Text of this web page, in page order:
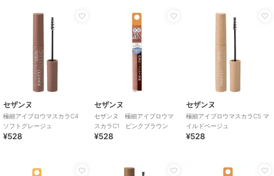
セザンヌ
極細アイブロウマスカラC4
ソフトグレージュ
¥528
セザンヌ
セザンヌ 極細アイブロウマ
スカラC1 ピンクブラウン
¥528
セザンヌ
極細アイブロウマスカラC5 マ
イルドベージュ
¥528